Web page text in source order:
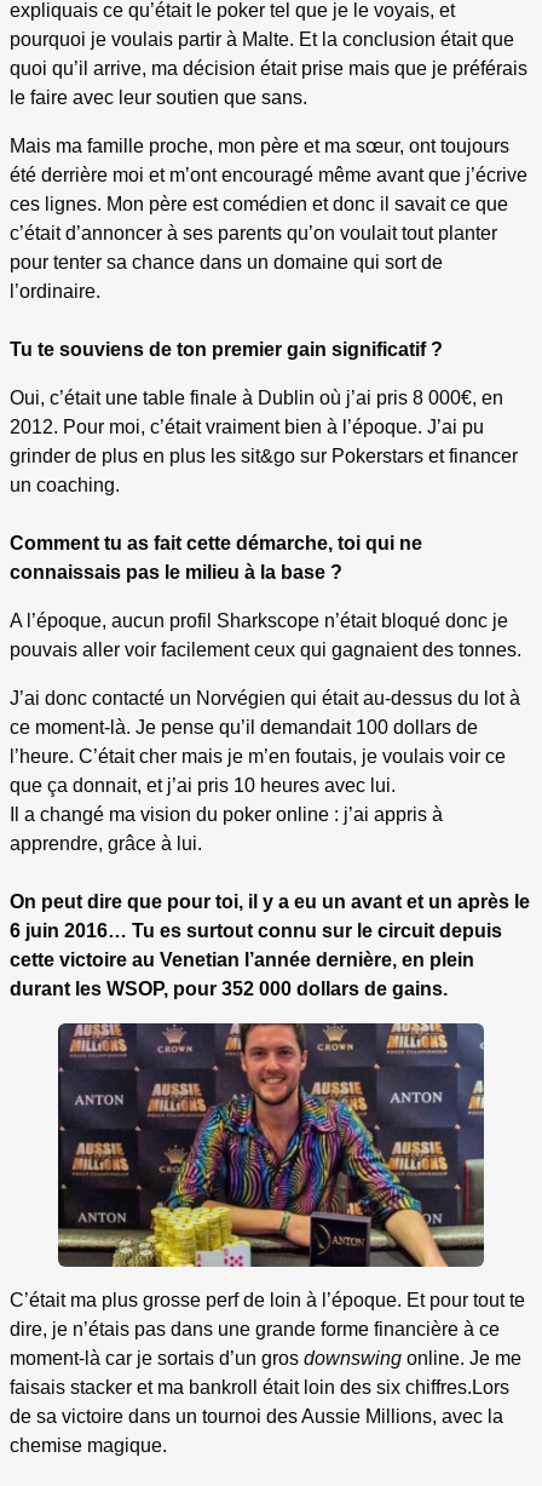
expliquais ce qu’était le poker tel que je le voyais, et
pourquoi je voulais partir à Malte. Et la conclusion était que
quoi qu’il arrive, ma décision était prise mais que je préférais
le faire avec leur soutien que sans.
Mais ma famille proche, mon père et ma sœur, ont toujours
été derrière moi et m’ont encouragé même avant que j’écrive
ces lignes. Mon père est comédien et donc il savait ce que
c’était d’annoncer à ses parents qu’on voulait tout planter
pour tenter sa chance dans un domaine qui sort de
l’ordinaire.
Tu te souviens de ton premier gain significatif ?
Oui, c’était une table finale à Dublin où j’ai pris 8 000€, en
2012. Pour moi, c’était vraiment bien à l’époque. J’ai pu
grinder de plus en plus les sit&go sur Pokerstars et financer
un coaching.
Comment tu as fait cette démarche, toi qui ne
connaissais pas le milieu à la base ?
A l’époque, aucun profil Sharkscope n’était bloqué donc je
pouvais aller voir facilement ceux qui gagnaient des tonnes.
J’ai donc contacté un Norvégien qui était au-dessus du lot à
ce moment-là. Je pense qu’il demandait 100 dollars de
l’heure. C’était cher mais je m’en foutais, je voulais voir ce
que ça donnait, et j’ai pris 10 heures avec lui.
Il a changé ma vision du poker online : j’ai appris à
apprendre, grâce à lui.
On peut dire que pour toi, il y a eu un avant et un après le
6 juin 2016… Tu es surtout connu sur le circuit depuis
cette victoire au Venetian l’année dernière, en plein
durant les WSOP, pour 352 000 dollars de gains.
C’était ma plus grosse perf de loin à l’époque. Et pour tout te
dire, je n’étais pas dans une grande forme financière à ce
moment-là car je sortais d’un gros downswing online. Je me
faisais stacker et ma bankroll était loin des six chiffres. Lors
de sa victoire dans un tournoi des Aussie Millions, avec la
chemise magique.